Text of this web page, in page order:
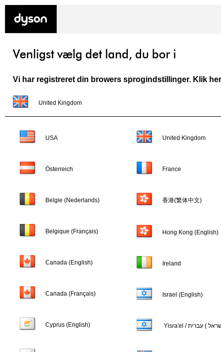
Venligst vælg det land, du bor i
Vi har registreret din browers sprogindstillinger. Klik
United Kingdom
USA
Österreich
Belgie (Nederlands)
Belgique (Français)
Canada (English)
Canada (Français)
Cyprus (English)
United Kingdom
France
香港(繁体中文)
Hong Kong (English)
Ireland
Israel (English)